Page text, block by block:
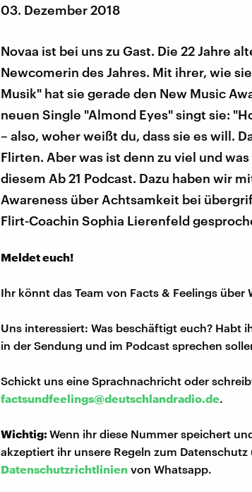
03. Dezember 2018
Novaa ist bei uns zu Gast. Die 22 Jahre
Newcomerin des Jahres. Mit ihrer, wie
Musik" hat sie gerade den New Music
neuen Single "Almond Eyes" singt sie:
– also, woher weißt du, dass sie es will.
Flirten. Aber was ist denn zu viel und
diesem Ab 21 Podcast. Dazu haben wir
Awareness über Achtsamkeit bei
Flirt-Coachin Sophia Lierenfeld
Meldet euch!
Ihr könnt das Team von Facts & Feelings über
Uns interessiert: Was beschäftigt euch? Habt
in der Sendung und im Podcast sprechen
Schickt uns eine Sprachnachricht oder
factsundfeelings@deutschlandradio.de.
Wichtig:Wenn ihr diese Nummer speichert
akzeptiert ihr unsere Regeln zum
Datenschutzrichtlinien von Whatsapp.